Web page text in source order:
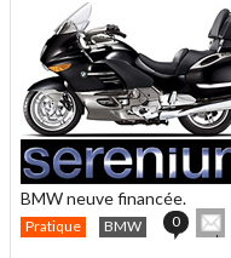
BMW neuve financée.
Pratique BMW 0
cet